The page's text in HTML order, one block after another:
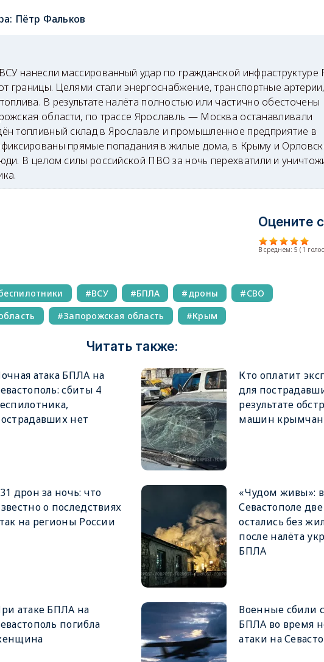
Пётр Фальков
нанесли массированный удар по гражданской инфраструктуре
границы. Целями стали энергоснабжение, транспортные артерии,
В результате налёта полностью или частично обесточены
области, по трассе Ярославль — Москва останавливали
топливный склад в Ярославле и промышленное предприятие в
прямые попадания в жилые дома, в Крыму и
В целом силы российской ПВО за ночь перехватили и
Оцените
В среднем: 5 ( 1
ВСУ БПЛА дроны
СВО
Запорожская область Крым
Читать также:
атака БПЛА на
сбиты 4
нет
Кто оплатит
для
результате
машин крымчан
дрон за ночь: что
о последствиях
на регионы России
«Чудом живы»: в
Севастополе
остались без
после налёта
БПЛА
атаке БПЛА на
погибла
Военные сбили
БПЛА во время
атаки на